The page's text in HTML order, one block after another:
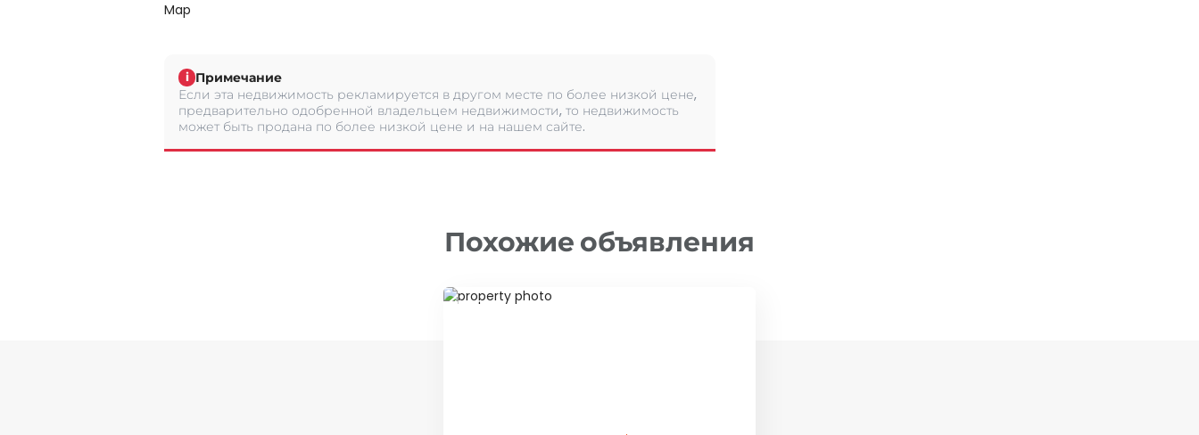
Map
i Примечание
Если эта недвижимость рекламируется в другом месте по более низкой цене,
предварительно одобренной владельцем недвижимости, то недвижимость
может быть продана по более низкой цене и на нашем сайте.
Похожие объявления
ID 70309